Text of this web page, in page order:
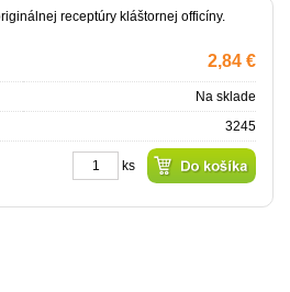
receptúry kláštornej officíny.
2,84 €
Na sklade
3245
ks